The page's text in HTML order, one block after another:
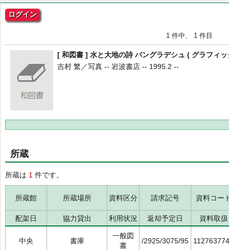
ログイン
1 件中、 1 件目
[ 和図書 ] 水と大地の詩 バングラデシュ ( グラフィ
吉村 繁／写真 -- 岩波書店 -- 1995.2 --
所蔵
所蔵は 1 件です。
所蔵館 所蔵場所 資料区分 請求記号 資料コー
配架日 協力貸出 利用状況 返却予定日 資料取扱
中央 書庫
一般図
書
/2925/3075/95